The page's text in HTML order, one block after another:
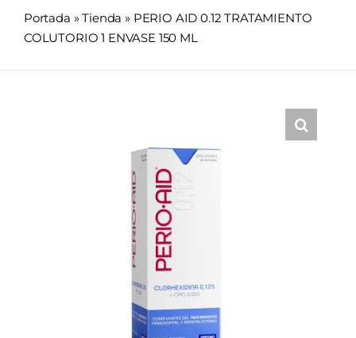
Portada »Tienda » PERIO AID 0.12 TRATAMIENTO
COLUTORIO 1 ENVASE 150 ML